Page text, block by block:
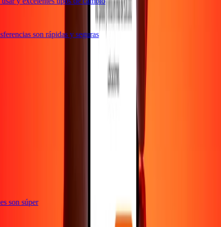
son rápidas y seguras
son súper